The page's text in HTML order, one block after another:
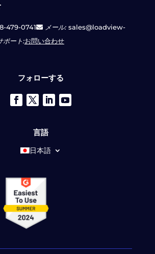
479-0741 メール:sales@loadview-
ポート:お問い合わせ
フォローする
言語
日本語